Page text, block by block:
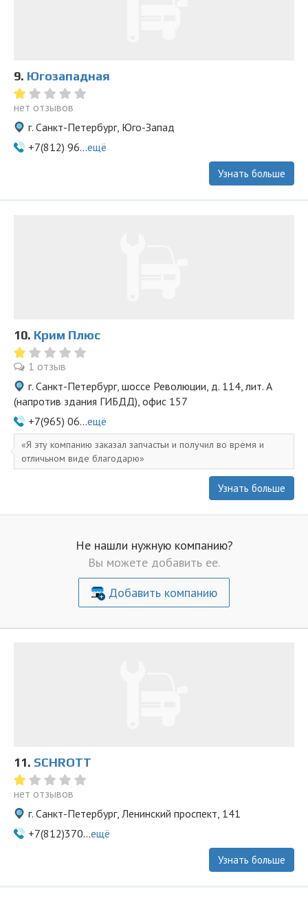
9. Югозападная
нет отзывов
г. Санкт-Петербург, Юго-Запад
+7(812) 96...ещё
Узнать больше
10. Крим Плюс
1 отзыв
г. Санкт-Петербург, шоссе Революции, д. 114, лит. А
(напротив здания ГИБДД), офис 157
+7(965) 06...ещё
Я эту компанию заказал запчастьи и получил во время и
отличьном виде благодарю
Узнать больше
Не нашли нужную компанию?
Вы можете добавить ее.
Добавить компанию
11. SСHROTT
нет отзывов
г. Санкт-Петербург, Ленинский проспект, 141
+7(812)370...ещё
Узнать больше